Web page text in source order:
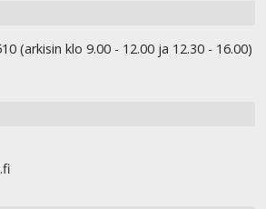
(arkisin klo 9.00 - 12.00 ja 12.30 - 16.00)